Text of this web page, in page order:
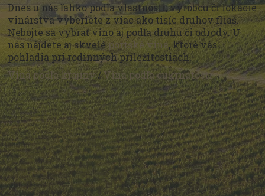
Dnes u nás ľahko podľa vlastností, výrobcu či lokácie
vinárstva vyberiete z viac ako tisíc druhov fliaš.
Nebojte sa vybrať víno aj podľa druhu či odrody. U
nás nájdete aj skveléportské vína, ktoré vás
pohladia pri rodinných príležitostiach.
Vína podľa krajiny/Vína podľa cukrnatosti